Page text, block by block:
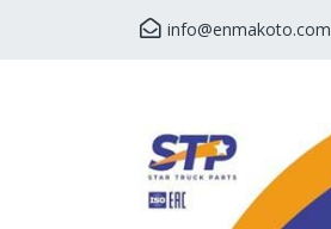
info@enmakoto.com